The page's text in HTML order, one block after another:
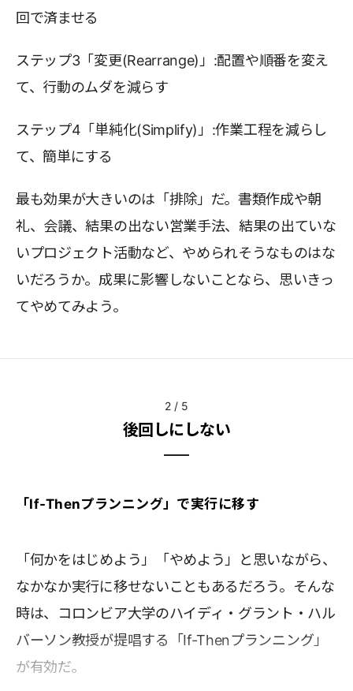
回で済ませる
ステップ3「変更(Rearrange)」:配置や順番を変え
て、行動のムダを減らす
ステップ4「単純化(Simplify)」:作業工程を減らし
て、簡単にする
最も効果が大きいのは「排除」だ。書類作成や朝
礼、会議、結果の出ない営業手法、結果の出ていな
いプロジェクト活動など、やめられそうなものはな
いだろうか。成果に影響しないことなら、思いきっ
てやめてみよう。
2 / 5
後回しにしない
「If-Thenプランニング」で実行に移す
「何かをはじめよう」「やめよう」と思いながら、
なかなか実行に移せないこともあるだろう。そんな
時は、コロンビア大学のハイディ・グラント・ハル
バーソン教授が提唱する「If-Thenプランニング」
が有効だ。